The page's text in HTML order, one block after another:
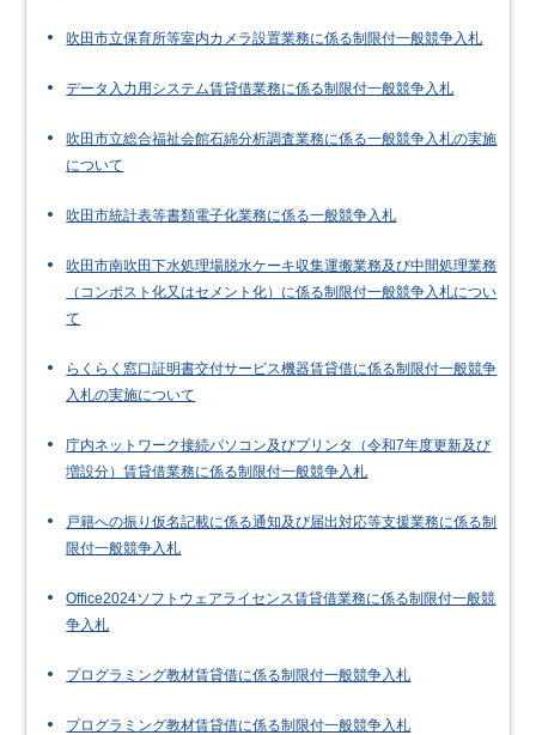
吹田市立保育所等室内カメラ設置業務に係る制限付一般競争入札
データ入力用システム賃貸借業務に係る制限付一般競争入札
吹田市立総合福祉会館石綿分析調査業務に係る一般競争入札の実施
について
吹田市統計表等書類電子化業務に係る一般競争入札
吹田市南吹田下水処理場脱水ケーキ収集運搬業務及び中間処理業務
（コンポスト化又はセメント化）に係る制限付一般競争入札につい
て
らくらく窓口証明書交付サービス機器賃貸借に係る制限付一般競争
入札の実施について
庁内ネットワーク接続パソコン及びプリンタ（令和7年度更新及び
増設分）賃貸借業務に係る制限付一般競争入札
戸籍への振り仮名記載に係る通知及び届出対応等支援業務に係る制
限付一般競争入札
Office2024ソフトウェアライセンス賃貸借業務に係る制限付一般競
争入札
プログラミング教材賃貸借に係る制限付一般競争入札
プログラミング教材賃貸借に係る制限付一般競争入札